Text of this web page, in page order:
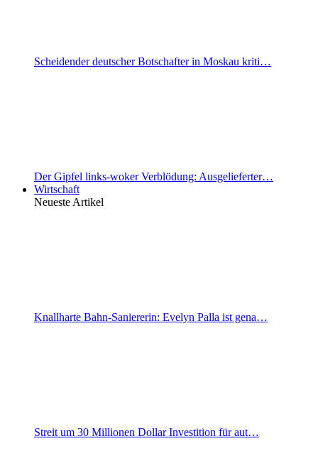
Scheidender deutscher Botschafter in Moskau kriti…
Der Gipfel links-woker Verblödung: Ausgelieferter…
Wirtschaft
Neueste Artikel
Knallharte Bahn-Saniererin: Evelyn Palla ist gena…
Streit um 30 Millionen Dollar Investition für aut…